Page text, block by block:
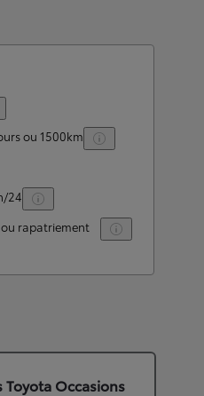
ou 1500km
24
rapatriement
Toyota Occasions